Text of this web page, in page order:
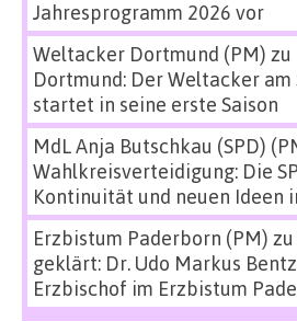
Jahresprogramm 2026 vor
Weltacker Dortmund (PM) zu
Dortmund: Der Weltacker
startet in seine erste Saison
MdL Anja Butschkau (SPD)
Wahlkreisverteidigung: Die
Kontinuität und neuen Ideen
Erzbistum Paderborn (PM) zu
geklärt: Dr. Udo Markus
Erzbischof im Erzbistum